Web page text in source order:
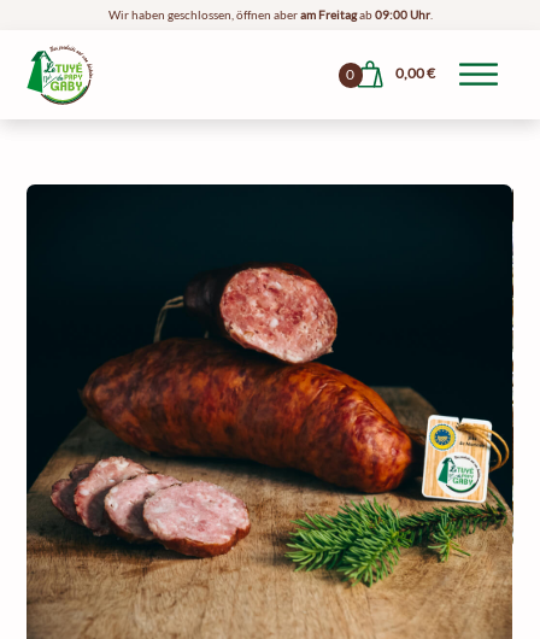
Wir haben geschlossen, öffnen aberam Freitagab09:00 Uhr.
0,00€
0